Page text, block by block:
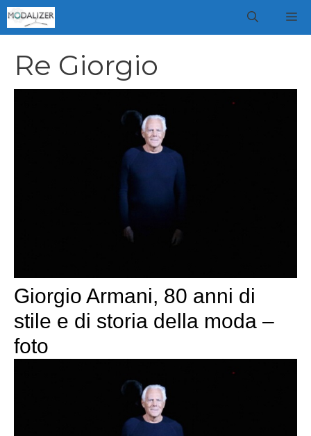
Vai
al
Re Giorgio
Giorgio Armani, 80 anni di
stile e di storia della moda –
foto